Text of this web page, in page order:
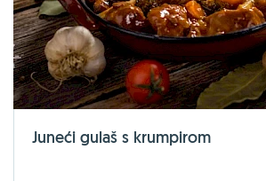
Juneći gulaš s krumpirom